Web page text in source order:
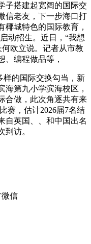
子搭建起宽阔的国际交
信老友，下一步海口打
椰城特色的国际教育，
动招生。近日，“我想
何欧立说。记者从市教
、编程做品等，
的国际交换勾当，新
海第九小学滨海校区，
合做，此次角逐共有来
赛，估计2026届7名结
自英国、、和中国出名
到访。
信